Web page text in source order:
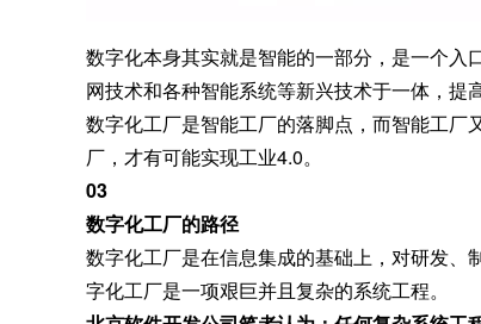
数字化本身其实就是智能的一部分，是一个
网技术和各种智能系统等新兴技术于一体，提
数字化工厂是智能工厂的落脚点，而智能工
厂，才有可能实现工业4.0。
03
数字化工厂的路径
数字化工厂是在信息集成的基础上，对研发
字化工厂是一项艰巨并且复杂的系统工程。